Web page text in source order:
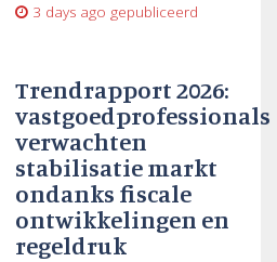
3 days ago gepubliceerd
Trendrapport 2026:
vastgoedprofessionals
verwachten
stabilisatie markt
ondanks fiscale
ontwikkelingen en
regeldruk